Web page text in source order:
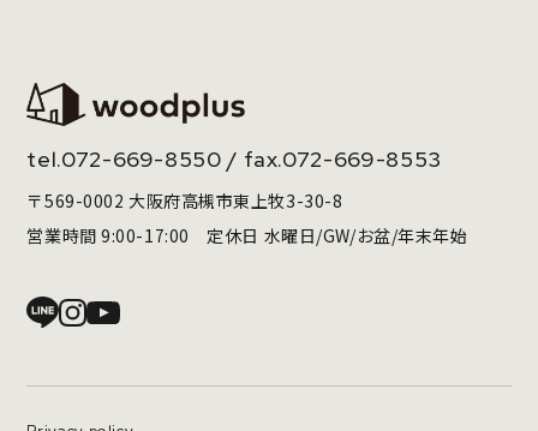
tel.072-669-8550 / fax.072-669-8553
〒569-0002 大阪府高槻市東上牧3-30-8
営業時間 9:00-17:00 定休日 水曜日/GW/お盆/年末年始